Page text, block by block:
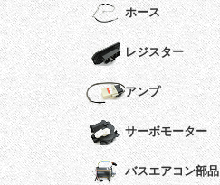
ホース
レジスター
アンプ
サーボモーター
バスエアコン部品